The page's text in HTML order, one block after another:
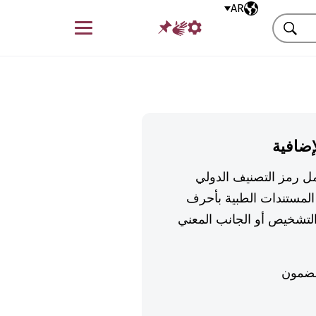
اللغة المختارةAR
قائمة
بحث
رمز التصنيف الدولي
الطبية بأحرف
أو الجانب المعني